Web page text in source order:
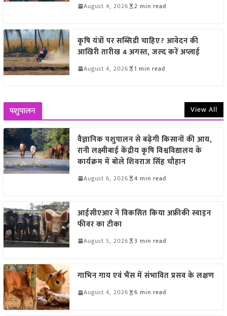
August 4, 2026 2 min read
कृषि यंत्रों पर सब्सिडी चाहिए? आवेदन की
आखिरी तारीख 4 अगस्त, जल्द करें अप्लाई
August 4, 2026 1 min read
पशुपालन View All
वैज्ञानिक पशुपालन से बढ़ेगी किसानों की आय,
रानी लक्ष्मीबाई केंद्रीय कृषि विश्वविद्यालय के
कार्यक्रम में बोले शिवराज सिंह चौहान
August 6, 2026 4 min read
आईसीएआर ने विकसित किया अफ्रीकी स्वाइन
फीवर का टीका
August 5, 2026 3 min read
गाभिन गाय एवं भैंस में संभावित प्रसव के लक्षण
August 4, 2026 6 min read